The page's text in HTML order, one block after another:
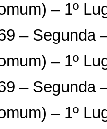
– 1º
– Segunda
– 1º
– Segunda
– 1º